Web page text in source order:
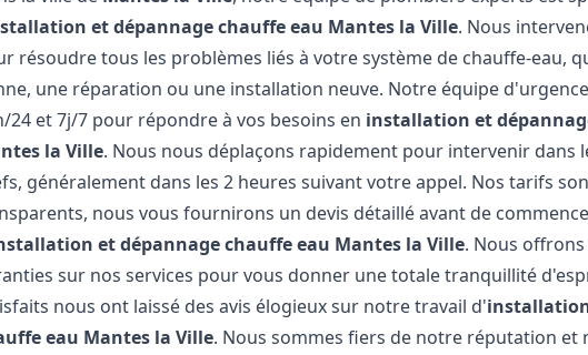
et dépannage chauffe eau Mantes la Ville. Nous
résoudre tous les problèmes liés à votre système de chauffe-eau,
une réparation ou une installation neuve. Notre équipe
24 et 7j/7 pour répondre à vos besoins en installation et
la Ville. Nous nous déplaçons rapidement pour intervenir dans
généralement dans les 2 heures suivant votre appel. Nos tarifs
nous vous fournirons un devis détaillé avant de
et dépannage chauffe eau Mantes la Ville. Nous
sur nos services pour vous donner une totale tranquillité
nous ont laissé des avis élogieux sur notre travail d'
eau Mantes la Ville. Nous sommes fiers de notre réputation et